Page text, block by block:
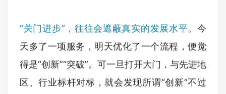
“关门进步”，往往会遮蔽真实的发展水平。 今
天多了一项服务，明天优化了一个流程，便觉
得是“创新”“突破”。可一旦打开大门，与先进地
区、行业标杆对标，就会发现所谓“创新”不过